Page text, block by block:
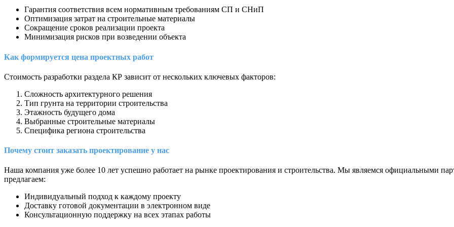
Гарантия соответствия всем нормативным требованиям СП и СНиП
Оптимизация затрат на строительные материалы
Сокращение сроков реализации проекта
Минимизация рисков при возведении объекта
Как формируется цена проектных работ
Стоимость разработки раздела КР зависит от нескольких ключевых факторов:
Сложность архитектурного решения
Тип грунта на территории строительства
Этажность будущего дома
Выбранные строительные материалы
Специфика региона строительства
Почему стоит заказать проектирование у нас
Наша компания уже более 10 лет успешно работает на рынке проектирования и строительства. Мы являемся официальными
предлагаем:
Индивидуальный подход к каждому проекту
Доставку готовой документации в электронном виде
Консультационную поддержку на всех этапах работы